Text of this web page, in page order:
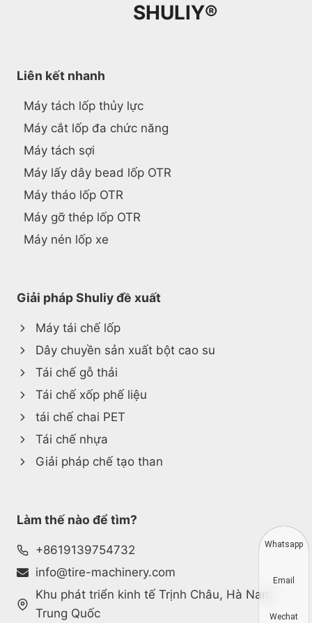
SHULIY®
Liên kết nhanh
Máy tách lốp thủy lực
Máy cắt lốp đa chức năng
Máy tách sợi
Máy lấy dây bead lốp OTR
Máy tháo lốp OTR
Máy gỡ thép lốp OTR
Máy nén lốp xe
Giải pháp Shuliy đề xuất
Máy tái chế lốp
Dây chuyền sản xuất bột cao su
Tái chế gỗ thải
Tái chế xốp phế liệu
tái chế chai PET
Tái chế nhựa
Giải pháp chế tạo than
Làm thế nào để tìm?
+8619139754732
info@tire-machinery.com
Khu phát triển kinh tế Trịnh Châu, Hà Nam,
Trung Quốc
Whatsapp
Email
Wechat